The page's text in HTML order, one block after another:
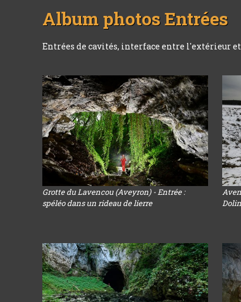
Album photosEntrées
Entrées de cavités, interface entre l'extérieur
Grotte du Lavencou (Aveyron) - Entrée :
spéléo dans un rideau de lierre